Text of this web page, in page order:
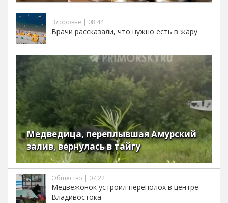
Здоровье | 08:44
Врачи рассказали, что нужно есть в жару
Медведица, переплывшая Амурский
залив, вернулась в тайгу
Общество | 07:22
Медвежонок устроил переполох в центре
Владивостока